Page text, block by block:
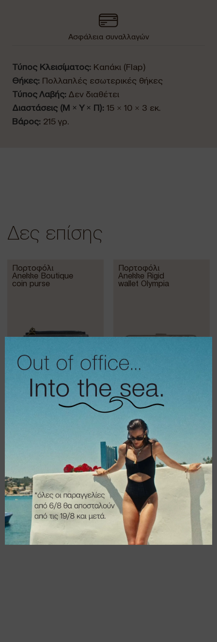
Ασφάλεια συναλλαγών
Τύπος Κλεισίματος: Καπάκι (Flap)
Θήκες: Πολλαπλές εσωτερικές θήκες
Τύπος Λαβής: Δεν διαθέτει
Διαστάσεις (Μ × Υ × Π): 15 × 10 × 3 εκ.
Βάρος: 215 γρ.
Δες επίσης
Πορτοφόλι
Anekke Boutique
coin purse
27,96
Πορτοφόλι
Anekke Rigid
wallet Olympia
€34,97
€ 106,95
€74,87
Anekke Soft wallet
Bloom
€ 44,95
31,47